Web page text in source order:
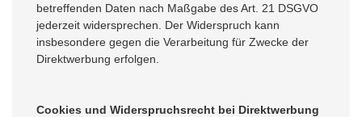
betreffenden Daten nach Maßgabe des Art. 21 DSGVO
jederzeit widersprechen. Der Widerspruch kann
insbesondere gegen die Verarbeitung für Zwecke der
Direktwerbung erfolgen.
Cookies und Widerspruchsrecht bei Direktwerbung